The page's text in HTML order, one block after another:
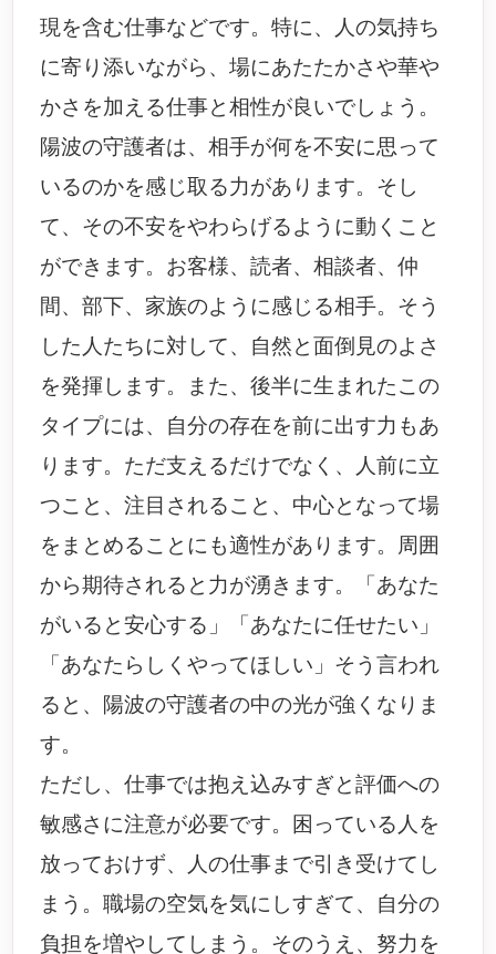
現を含む仕事などです。特に、人の気持ち
に寄り添いながら、場にあたたかさや華や
かさを加える仕事と相性が良いでしょう。
陽波の守護者は、相手が何を不安に思って
いるのかを感じ取る力があります。そし
て、その不安をやわらげるように動くこと
ができます。お客様、読者、相談者、仲
間、部下、家族のように感じる相手。そう
した人たちに対して、自然と面倒見のよさ
を発揮します。また、後半に生まれたこの
タイプには、自分の存在を前に出す力もあ
ります。ただ支えるだけでなく、人前に立
つこと、注目されること、中心となって場
をまとめることにも適性があります。周囲
から期待されると力が湧きます。「あなた
がいると安心する」「あなたに任せたい」
「あなたらしくやってほしい」そう言われ
ると、陽波の守護者の中の光が強くなりま
す。
ただし、仕事では抱え込みすぎと評価への
敏感さに注意が必要です。困っている人を
放っておけず、人の仕事まで引き受けてし
まう。職場の空気を気にしすぎて、自分の
負担を増やしてしまう。そのうえ、努力を